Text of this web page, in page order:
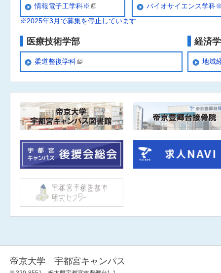
情報電子工学科※
バイオサイエンス学科
※2025年3月で募集を停止しています
医療技術学部
柔道整復学科
経済
地域
帝京大学 宇都宮キャンパス